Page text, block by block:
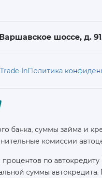
шоссе, д. 91,
Trade-InПолитика
банка, суммы займа
комиссии
по автокредиту
суммы